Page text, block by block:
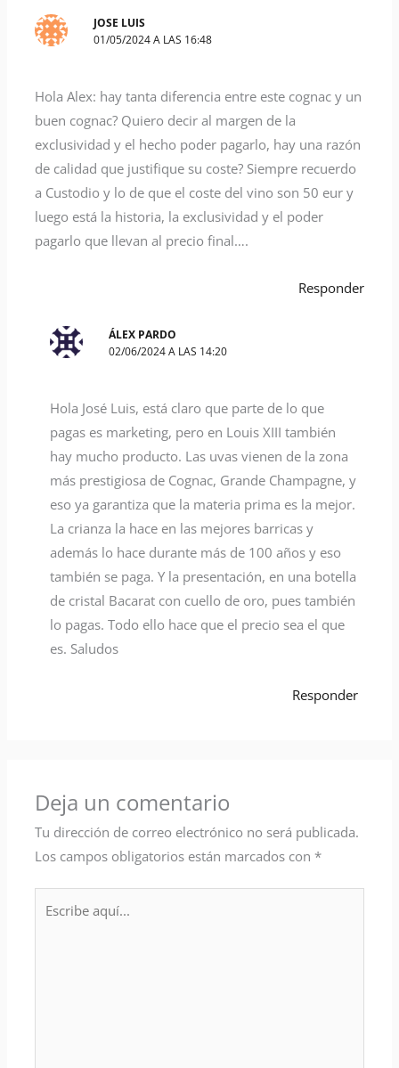
JOSE LUIS
01/05/2024 A LAS 16:48
Hola Alex: hay tanta diferencia entre este cognac y un
buen cognac? Quiero decir al margen de la
exclusividad y el hecho poder pagarlo, hay una razón
de calidad que justifique su coste? Siempre recuerdo
a Custodio y lo de que el coste del vino son 50 eur y
luego está la historia, la exclusividad y el poder
pagarlo que llevan al precio final….
Responder
ÁLEX PARDO
02/06/2024 A LAS 14:20
Hola José Luis, está claro que parte de lo que
pagas es marketing, pero en Louis XIII también
hay mucho producto. Las uvas vienen de la zona
más prestigiosa de Cognac, Grande Champagne, y
eso ya garantiza que la materia prima es la mejor.
La crianza la hace en las mejores barricas y
además lo hace durante más de 100 años y eso
también se paga. Y la presentación, en una botella
de cristal Bacarat con cuello de oro, pues también
lo pagas. Todo ello hace que el precio sea el que
es. Saludos
Responder
Deja un comentario
Tu dirección de correo electrónico no será publicada.
Los campos obligatorios están marcados con *